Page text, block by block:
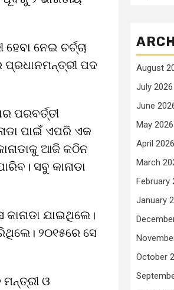
ନେଇ ଚର୍ଚ୍ଚା
ପ୍ରଧାନମନ୍ତ୍ରୀ ପଦ
ପରବର୍ତ୍ତୀ
ପାଇଁ ଏପରି ଏକ
ଆଜି କଠିନ
ସବୁ କାନାଡା
ଯାଇଥିଲେ।
୨୦୧୫ରେ ସେ
ଓ
August
July 2026
June
May 2026
April 2026
March
February
January
October